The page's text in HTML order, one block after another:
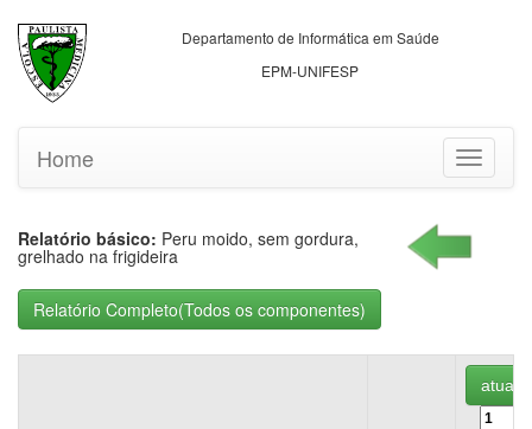
Departamento de Informática em Saúde
EPM-UNIFESP
Toggle
Home
Relatório básico: Peru moido, sem gordura,
grelhado na frigideira